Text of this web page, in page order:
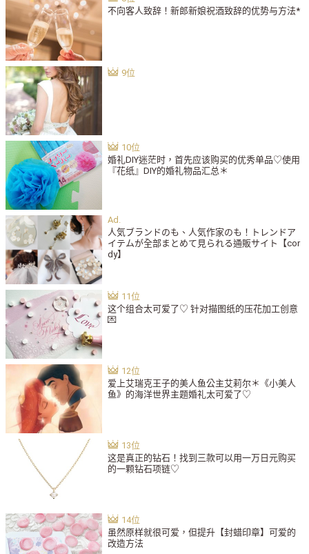
不向客人致辞！新郎新娘祝酒致辞的优势与方法*
婚礼DIY迷茫时，首先应该购买的优秀单品♡使用
『花纸』DIY的婚礼物品汇总＊
人気ブランドのも、人気作家のも！トレンドア
イテムが全部まとめて見られる通販サイト【cor
dy】
这个组合太可爱了♡ 针对描图纸的压花加工创意
💌
爱上艾瑞克王子的美人鱼公主艾莉尔＊《小美人
鱼》的海洋世界主题婚礼太可爱了♡
这是真正的钻石！找到三款可以用一万日元购买
的一颗钻石项链♡
虽然原样就很可爱，但提升【封蜡印章】可爱的
改造方法